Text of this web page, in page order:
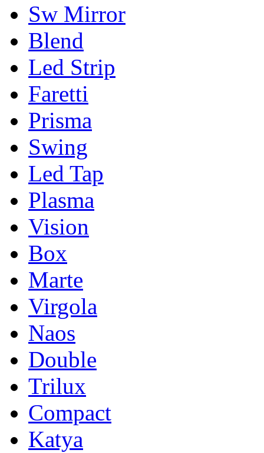
Sw Mirror
Blend
Led Strip
Faretti
Prisma
Swing
Led Tap
Plasma
Vision
Box
Marte
Virgola
Naos
Double
Trilux
Compact
Katya